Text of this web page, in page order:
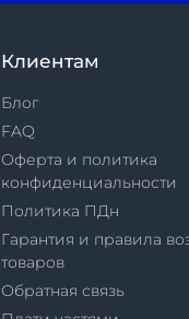
Клиентам
Блог
FAQ
Оферта и политика
конфиденциальности
Политика ПДн
Гарантия и правила
товаров
Обратная связь